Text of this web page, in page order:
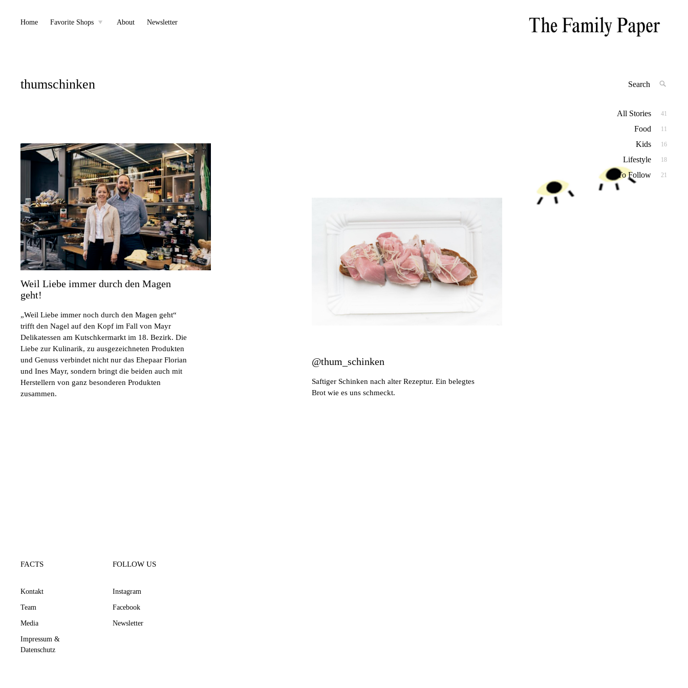
Skip
Inspiration for Modern Families
Home Favorite Shops
toggle
About Newsletter
thumschinken
Weil Liebe immer durch den Magen
geht!
„Weil Liebe immer noch durch den Magen geht“
trifft den Nagel auf den Kopf im Fall von Mayr
Delikatessen am Kutschkermarkt im 18. Bezirk. Die
Liebe zur Kulinarik, zu ausgezeichneten Produkten
und Genuss verbindet nicht nur das Ehepaar Florian
und Ines Mayr, sondern bringt die beiden auch mit
Herstellern von ganz besonderen Produkten
zusammen.
@thum_schinken
Saftiger Schinken nach alter Rezeptur. Ein belegtes
Brot wie es uns schmeckt.
All Stories 41
Food 11
Kids 16
Lifestyle 18
To Follow 21
FACTS
Kontakt
Team
Media
Impressum &
Datenschutz
FOLLOW US
Instagram
Facebook
Newsletter